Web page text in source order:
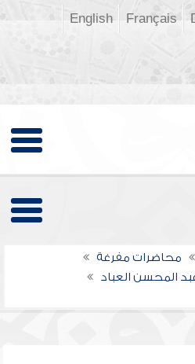
Français
English
محاضرات مفرغة
المحسن العباد